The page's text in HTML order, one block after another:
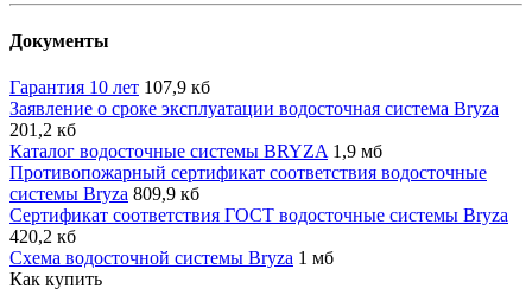
Документы
Гарантия 10 лет 107,9 кб
Заявление о сроке эксплуатации водосточная система Bryza
201,2 кб
Каталог водосточные системы BRYZA 1,9 мб
Противопожарный сертификат соответствия водосточные
системы Bryza 809,9 кб
Сертификат соответствия ГОСТ водосточные системы Bryza
420,2 кб
Схема водосточной системы Bryza 1 мб
Как купить